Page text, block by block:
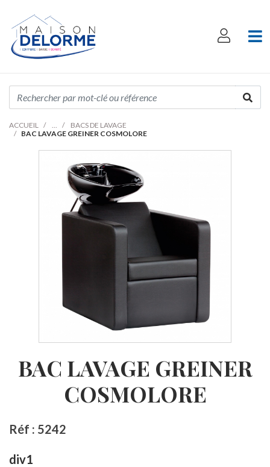
ACCUEIL
BACS DE LAVAGE
BAC LAVAGE GREINER COSMOLORE
BAC LAVAGE GREINER
COSMOLORE
Réf : 5242
div1